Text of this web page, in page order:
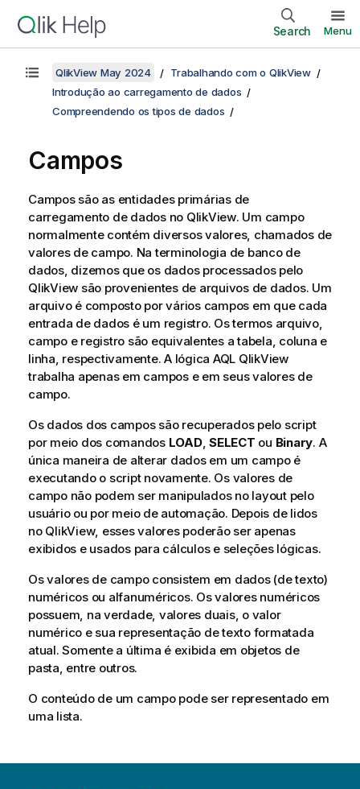
Search Menu
QlikView May 2024
Trabalhando com o QlikView
Introdução ao carregamento de dados
Compreendendo os tipos de dados
Campos
Campos são as entidades primárias de
carregamento de dados no QlikView. Um campo
normalmente contém diversos valores, chamados de
valores de campo. Na terminologia de banco de
dados, dizemos que os dados processados pelo
QlikView são provenientes de arquivos de dados. Um
arquivo é composto por vários campos em que cada
entrada de dados é um registro. Os termos arquivo,
campo e registro são equivalentes a tabela, coluna e
linha, respectivamente. A lógica AQL QlikView
trabalha apenas em campos e em seus valores de
campo.
Os dados dos campos são recuperados pelo script
por meio dos comandos LOAD, SELECT ou Binary. A
única maneira de alterar dados em um campo é
executando o script novamente. Os valores de
campo não podem ser manipulados no layout pelo
usuário ou por meio de automação. Depois de lidos
no QlikView, esses valores poderão ser apenas
exibidos e usados para cálculos e seleções lógicas.
Os valores de campo consistem em dados (de texto)
numéricos ou alfanuméricos. Os valores numéricos
possuem, na verdade, valores duais, o valor
numérico e sua representação de texto formatada
atual. Somente a última é exibida em objetos de
pasta, entre outros.
O conteúdo de um campo pode ser representado em
uma lista.